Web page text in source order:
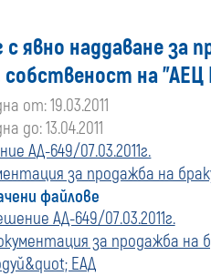
с явно наддаване за
собственост на
от: 19.03.2011
до: 13.04.2011
АД-649/07.03.2011г.
за продажба на
файлове
АД-649/07.03.2011г.
за продажба на
ЕАД